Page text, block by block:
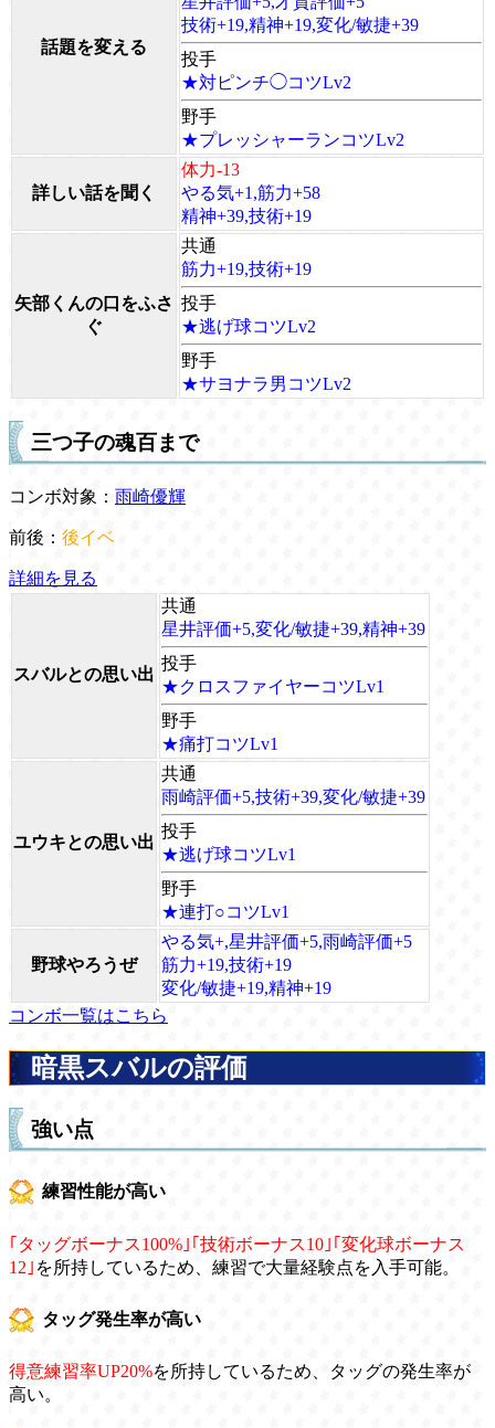
話題を変える
技術+19,精神+19,変化/敏捷+39
投手
★対ピンチ◯コツLv2
野手
★プレッシャーランコツLv2
詳しい話を聞く
体力-13
やる気+1,筋力+58
精神+39,技術+19
矢部くんの口をふさ
ぐ
共通
筋力+19,技術+19
投手
★逃げ球コツLv2
野手
★サヨナラ男コツLv2
三つ子の魂百まで
コンボ対象： 雨崎優輝
前後： 後イベ
詳細を見る
スバルとの思い出
共通
星井評価+5,変化/敏捷+39,精神+39
投手
★クロスファイヤーコツLv1
野手
★痛打コツLv1
ユウキとの思い出
共通
雨崎評価+5,技術+39,変化/敏捷+39
投手
★逃げ球コツLv1
野手
★連打○コツLv1
野球やろうぜ
やる気+,星井評価+5,雨崎評価+5
筋力+19,技術+19
変化/敏捷+19,精神+19
コンボ一覧はこちら
暗黒スバルの評価
強い点
練習性能が高い
｢タッグボーナス100%｣｢技術ボーナス10｣｢変化球ボーナス
12｣ を所持しているため、練習で大量経験点を入手可能。
タッグ発生率が高い
得意練習率UP20%を所持しているため、タッグの発生率が
高い。